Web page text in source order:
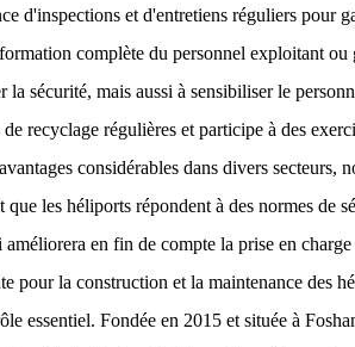
d'inspections et d'entretiens réguliers pour
complète du personnel exploitant
la sécurité, mais aussi à sensibiliser le
recyclage régulières et participe à des
considérables dans divers
que les héliports répondent à des normes de
en fin de compte la prise en
pour la construction et la maintenance des
essentiel. Fondée en 2015 et située à